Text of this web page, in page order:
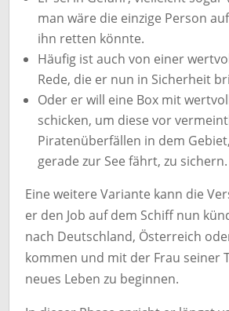
man wäre die einzige Person
ihn retten könnte.
Häufig ist auch von einer
Rede, die er nun in Sicherheit
Oder er will eine Box mit
schicken, um diese vor
Piratenüberfällen in dem
gerade zur See fährt, zu sichern.
Eine weitere Variante kann die
er den Job auf dem Schiff nun
nach Deutschland, Österreich
kommen und mit der Frau seiner
neues Leben zu beginnen.